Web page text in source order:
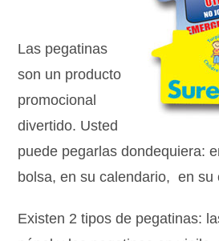
Las pegatinas
son un producto
promocional
divertido. Usted
puede pegarlas dondequiera:
bolsa, en su calendario, en su
Existen 2 tipos de pegatinas: